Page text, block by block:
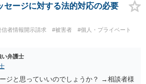
に権利侵害性が認められる可能性はあるで
セージに対する法的対応の必要
信者情報開示請求 #被害者 #個人・プライベート
い弁護士
ジと思っていいのでしょうか？ →相談者様